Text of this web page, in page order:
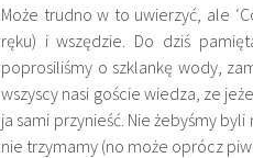
Może trudno w to uwierzyć, ale
ręku) i wszędzie. Do dziś
poprosiliśmy o szklankę wody,
wszyscy nasi goście wiedza, ze
ja sami przynieść. Nie żebyśmy
nie trzymamy (no może oprócz